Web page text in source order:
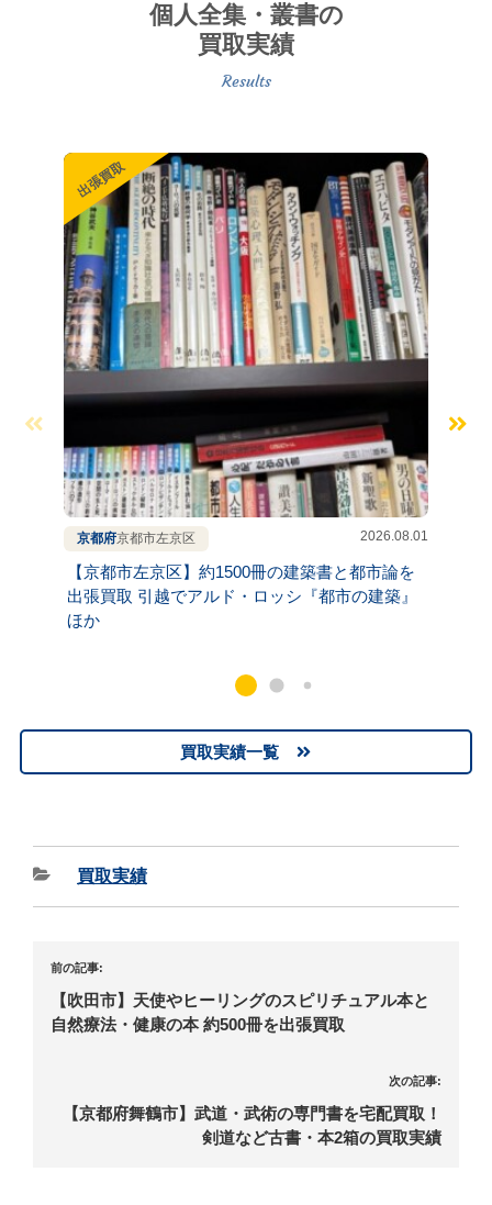
個人全集・叢書の
買取実績
京都府京都市左京区 2026.08.01
【京都市左京区】約1500冊の建築書と都市論を
出張買取 引越でアルド・ロッシ『都市の建築』
ほか
出張買取
買取実績一覧
買取実績
前の記事:
【吹田市】天使やヒーリングのスピリチュアル本と
自然療法・健康の本 約500冊を出張買取
次の記事:
【京都府舞鶴市】武道・武術の専門書を宅配買取！
剣道など古書・本2箱の買取実績